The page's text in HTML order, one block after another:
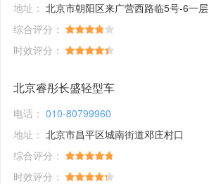
地址： 北京市朝阳区来广营西路临5号-6一层
综合评分：
时效评分：
北京睿彤长盛轻型车
电话： 010-80799960
地址： 北京市昌平区城南街道邓庄村口
综合评分：
时效评分：